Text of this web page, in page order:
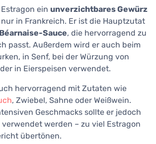
ein unverzichtbares Gewürz
in Frankreich. Er ist die Hauptzutat
Béarnaise-Sauce, die hervorragend zu
passt. Außerdem wird er auch beim
in Senf, bei der Würzung von
in Eierspeisen verwendet.
hervorragend mit Zutaten wie
, Zwiebel, Sahne oder Weißwein.
Geschmacks sollte er jedoch
verwendet werden – zu viel Estragon
übertönen.